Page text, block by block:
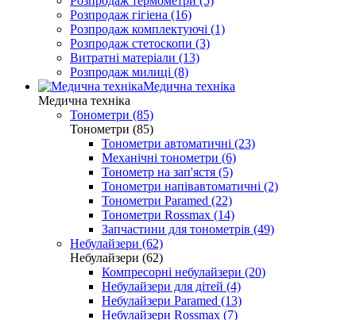
Розпродаж гігіена (16)
Розпродаж комплектуючі (1)
Розпродаж стетоскопи (3)
Витратні матеріали (13)
Розпродаж милиці (8)
Медична техніка
Медична техніка
Тонометри (85)
Тонометри (85)
Тонометри автоматичні (23)
Механічні тонометри (6)
Тонометр на зап'ястя (5)
Тонометри напівавтоматичні (2)
Тонометри Paramed (22)
Тонометри Rossmax (14)
Запчастини для тонометрів (49)
Небулайзери (62)
Небулайзери (62)
Компресорні небулайзери (20)
Небулайзери для дітей (4)
Небулайзери Paramed (13)
Небулайзери Rossmax (7)